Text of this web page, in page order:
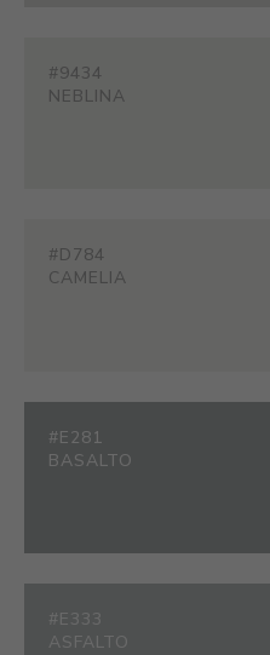
#9434
NEBLINA
#D784
CAMELIA
#E281
BASALTO
#E333
ASFALTO